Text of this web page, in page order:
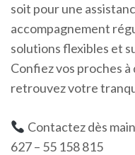
soit pour une
accompagnement
solutions flexibles et
Confiez vos proches
retrouvez votre
Contactez dès
627 – 55 158 815